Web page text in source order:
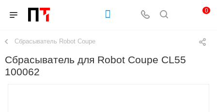
0
Сбрасыватель Robot Coupe
Сбрасыватель для Robot Coupe CL55
100062